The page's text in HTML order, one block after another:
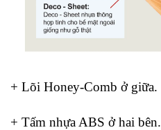
+ Lõi Honey-Comb ở giữa.
+ Tấm nhựa ABS ở hai bên.